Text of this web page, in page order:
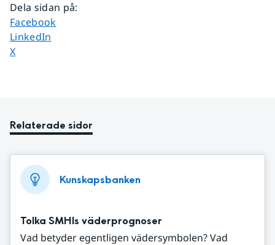
Dela sidan på:
Dela sidan på
Facebook
Dela sidan på
LinkedIn
Dela sidan på
X
Relaterade sidor
Kunskapsbanken
Tolka SMHIs väderprognoser
Vad betyder egentligen vädersymbolen? Vad